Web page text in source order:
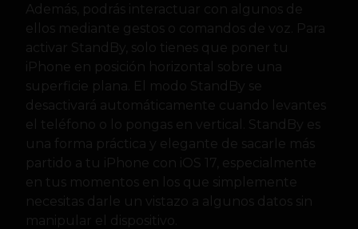
Además, podrás interactuar con algunos de
ellos mediante gestos o comandos de voz. Para
activar StandBy, solo tienes que poner tu
iPhone en posición horizontal sobre una
superficie plana. El modo StandBy se
desactivará automáticamente cuando levantes
el teléfono o lo pongas en vertical. StandBy es
una forma práctica y elegante de sacarle más
partido a tu iPhone con iOS 17, especialmente
en tus momentos en los que simplemente
necesitas darle un vistazo a algunos datos sin
manipular el dispositivo.